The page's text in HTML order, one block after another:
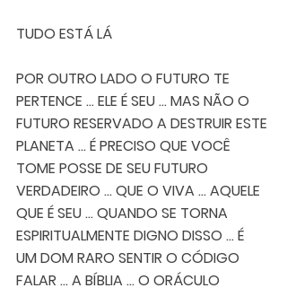
TUDO ESTÁ LÁ
POR OUTRO LADO O FUTURO TE
PERTENCE ... ELE É SEU ... MAS NÃO O
FUTURO RESERVADO A DESTRUIR ESTE
PLANETA ... É PRECISO QUE VOCÊ
TOME POSSE DE SEU FUTURO
VERDADEIRO ... QUE O VIVA ... AQUELE
QUE É SEU ... QUANDO SE TORNA
ESPIRITUALMENTE DIGNO DISSO ... É
UM DOM RARO SENTIR O CÓDIGO
FALAR ... A BÍBLIA ... O ORÁCULO